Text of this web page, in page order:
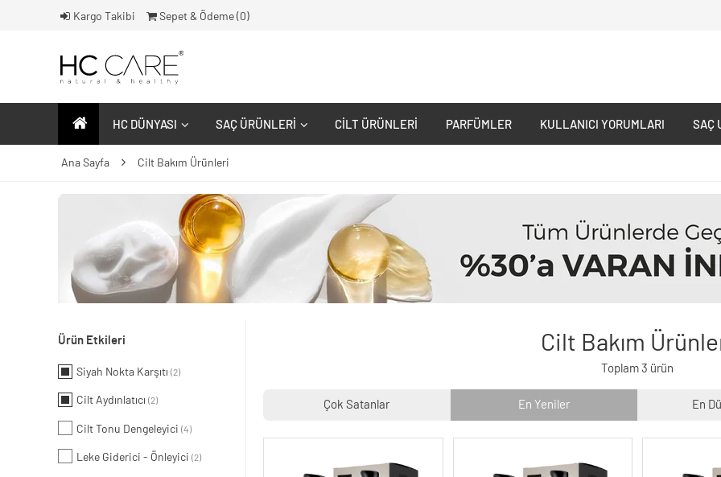
Kargo Takibi Sepet & Ödeme ( 0)
HC DÜNYASI SAÇ ÜRÜNLERI CILT ÜRÜNLERI PARFÜMLER KULLANICI YORUMLARI SAÇ
Ana Sayfa Cilt Bakım Ürünleri
Ürün Etkileri
Siyah Nokta Karşıtı (2)
Cilt Aydınlatıcı (2)
Cilt Tonu Dengeleyici (4)
Leke Giderici - Önleyici (2)
Cilt Bakım
Toplam 3 ürün
Çok Satanlar En Yeniler En